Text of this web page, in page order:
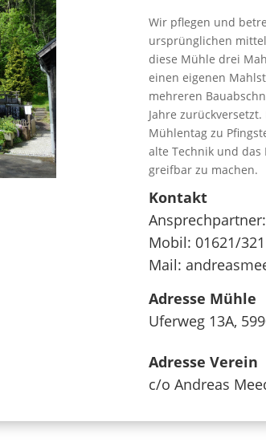
Wir pflegen und
ursprünglichen
diese Mühle drei
einen eigenen
mehreren
Jahre
Mühlentag zu
alte Technik und
greifbar zu machen.
Kontakt
Ansprechpartner:
Mobil: 01621/
Mail:
Adresse Mühle
Uferweg 13A,
Adresse Verein
c/o Andreas